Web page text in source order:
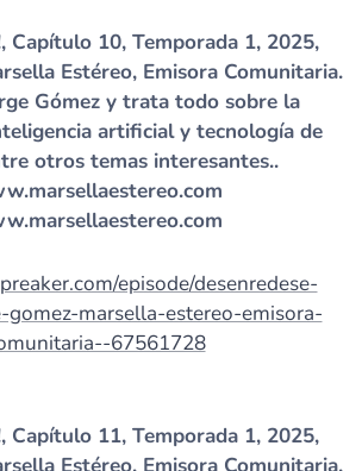
Capítulo 10, Temporada 1, 2025,
Estéreo, Emisora Comunitaria.
Gómez y trata todo sobre la
artificial y tecnología de
otros temas interesantes..
episode/desenredese-
gomez-marsella-estereo-emisora-
67561728
Capítulo 11, Temporada 1, 2025,
Estéreo, Emisora Comunitaria.